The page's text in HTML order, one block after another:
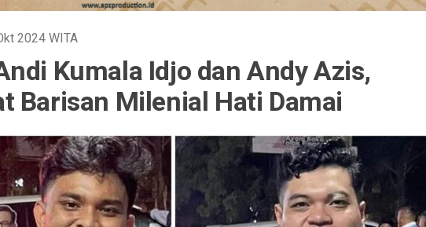
2024WITA
Kumala Idjo dan Andy Azis,
Barisan Milenial Hati Damai